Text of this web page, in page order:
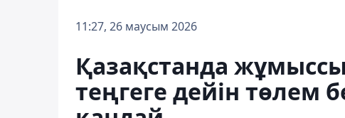
11:27, 26 маусым 2026
Қазақстанда
теңгеге дейін төлем